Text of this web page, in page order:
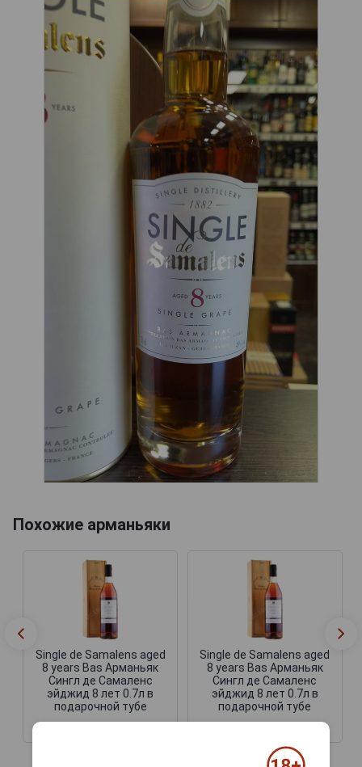
Похожие арманьяки
Single de Samalens aged
8 years Bas Арманьяк
Сингл де Самаленс
эйджид 8 лет 0.7л в
подарочной тубе
Single de Samalens aged
8 years Bas Арманьяк
Сингл де Самаленс
эйджид 8 лет 0.7л в
подарочной тубе